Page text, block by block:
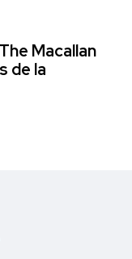
Macallan
de la